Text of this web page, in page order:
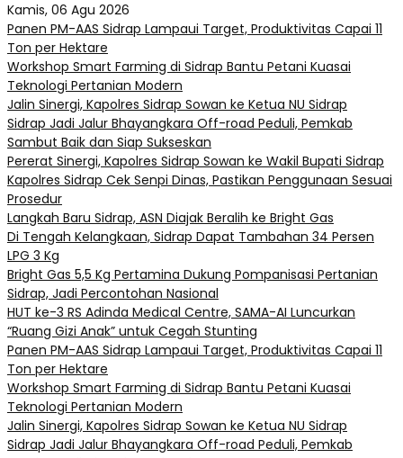
Kamis, 06 Agu 2026
Panen PM-AAS Sidrap Lampaui Target, Produktivitas Capai 11
Ton per Hektare
Workshop Smart Farming di Sidrap Bantu Petani Kuasai
Teknologi Pertanian Modern
Jalin Sinergi, Kapolres Sidrap Sowan ke Ketua NU Sidrap
Sidrap Jadi Jalur Bhayangkara Off-road Peduli, Pemkab
Sambut Baik dan Siap Sukseskan
Pererat Sinergi, Kapolres Sidrap Sowan ke Wakil Bupati Sidrap
Kapolres Sidrap Cek Senpi Dinas, Pastikan Penggunaan Sesuai
Prosedur
Langkah Baru Sidrap, ASN Diajak Beralih ke Bright Gas
Di Tengah Kelangkaan, Sidrap Dapat Tambahan 34 Persen
LPG 3 Kg
Bright Gas 5,5 Kg Pertamina Dukung Pompanisasi Pertanian
Sidrap, Jadi Percontohan Nasional
HUT ke-3 RS Adinda Medical Centre, SAMA-AI Luncurkan
“Ruang Gizi Anak” untuk Cegah Stunting
Panen PM-AAS Sidrap Lampaui Target, Produktivitas Capai 11
Ton per Hektare
Workshop Smart Farming di Sidrap Bantu Petani Kuasai
Teknologi Pertanian Modern
Jalin Sinergi, Kapolres Sidrap Sowan ke Ketua NU Sidrap
Sidrap Jadi Jalur Bhayangkara Off-road Peduli, Pemkab